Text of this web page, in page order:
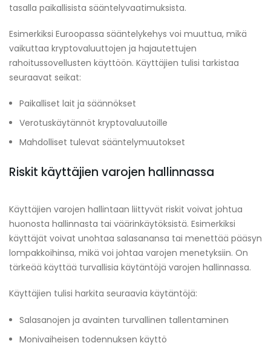
tasalla paikallisista sääntelyvaatimuksista.
Esimerkiksi Euroopassa sääntelykehys voi muuttua, mikä
vaikuttaa kryptovaluuttojen ja hajautettujen
rahoitussovellusten käyttöön. Käyttäjien tulisi tarkistaa
seuraavat seikat:
Paikalliset lait ja säännökset
Verotuskäytännöt kryptovaluutoille
Mahdolliset tulevat sääntelymuutokset
Riskit käyttäjien varojen hallinnassa
Käyttäjien varojen hallintaan liittyvät riskit voivat johtua
huonosta hallinnasta tai väärinkäytöksistä. Esimerkiksi
käyttäjät voivat unohtaa salasanansa tai menettää pääsyn
lompakkoihinsa, mikä voi johtaa varojen menetyksiin. On
tärkeää käyttää turvallisia käytäntöjä varojen hallinnassa.
Käyttäjien tulisi harkita seuraavia käytäntöjä:
Salasanojen ja avainten turvallinen tallentaminen
Monivaiheisen todennuksen käyttö